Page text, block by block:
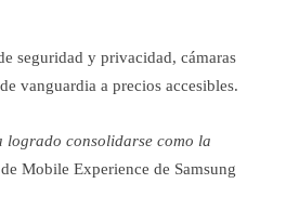
seguridad y privacidad, cámaras
vanguardia a precios accesibles.
logrado consolidarse como la
Mobile Experience de Samsung